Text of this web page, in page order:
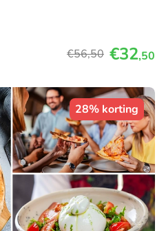
€56,50 €32,50
28% korting